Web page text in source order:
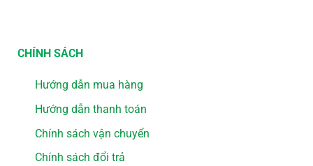
CHÍNH SÁCH
Hướng dẫn mua hàng
Hướng dẫn thanh toán
Chính sách vận chuyển
Chính sách đổi trả